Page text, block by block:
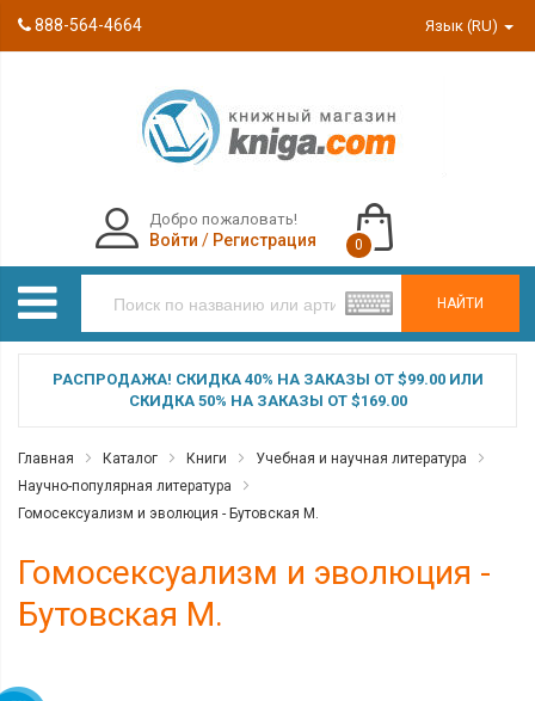
888-564-4664 Язык (RU)
НАЙТИ
Добро пожаловать!
Войти / Регистрация 0
РАСПРОДАЖА! СКИДКА 40% НА ЗАКАЗЫ ОТ $99.00 ИЛИ
СКИДКА 50% НА ЗАКАЗЫ ОТ $169.00
Главная Каталог Книги
Учебная и научная литература
Научно-популярная литература
Гомосексуализм и эволюция - Бутовская М.
Гомосексуализм и эволюция -
Бутовская М.